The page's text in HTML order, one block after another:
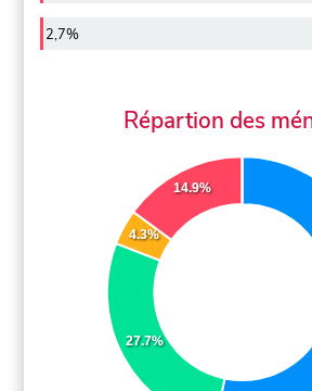
2,7%
Répartion des
27.7%
4.3%
14.9%